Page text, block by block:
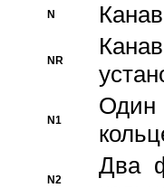
N
NR
N1
Один
N2
Два